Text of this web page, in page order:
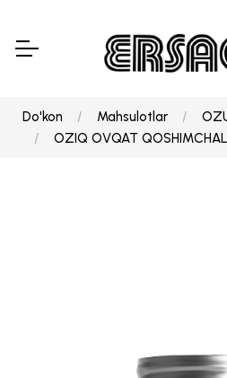
Do'kon Mahsulotlar
OZIQ OVQAT